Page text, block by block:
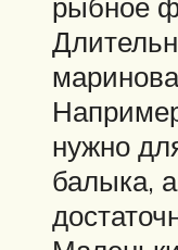
нужно
балыка,